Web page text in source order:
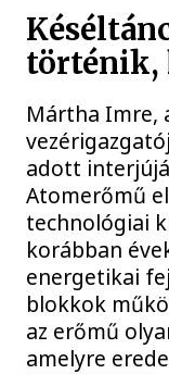
történik,
Mártha Imre,
adott
Atomerőmű
technológiai
korábban
energetikai
blokkok
az erőmű
amelyre